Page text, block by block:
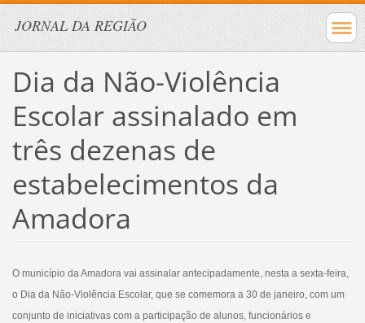
JORNAL DA REGIÃO
Dia da Não-Violência
Escolar assinalado em
três dezenas de
estabelecimentos da
Amadora
O município da Amadora vai assinalar antecipadamente, nesta a sexta-feira,
o Dia da Não-Violência Escolar, que se comemora a 30 de janeiro, com um
conjunto de iniciativas com a participação de alunos, funcionários e